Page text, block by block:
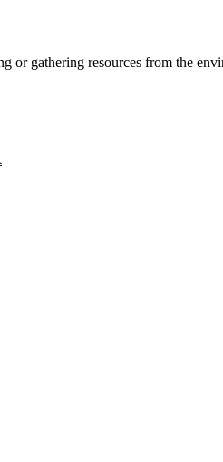
or gathering resources from the